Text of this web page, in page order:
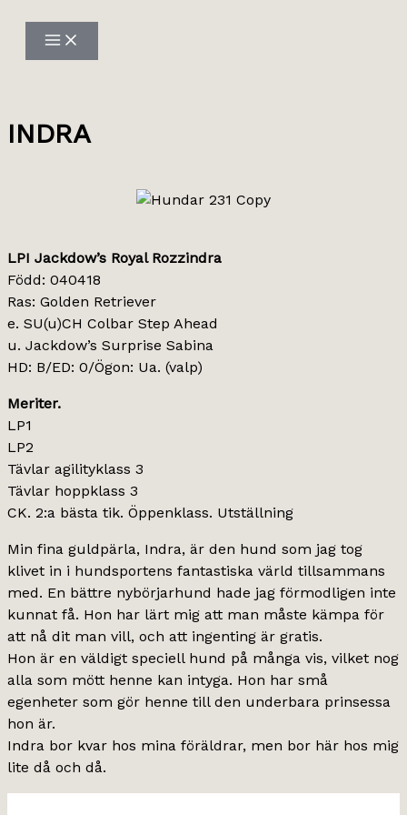
innehåll
INDRA
LPI Jackdow’s Royal Rozzindra
Född: 040418
Ras: Golden Retriever
e. SU(u)CH Colbar Step Ahead
u. Jackdow’s Surprise Sabina
HD: B/ED: 0/Ögon: Ua. (valp)
Meriter.
LP1
LP2
Tävlar agilityklass 3
Tävlar hoppklass 3
CK. 2:a bästa tik. Öppenklass. Utställning
Min fina guldpärla, Indra, är den hund som jag tog
klivet in i hundsportens fantastiska värld tillsammans
med. En bättre nybörjarhund hade jag förmodligen inte
kunnat få. Hon har lärt mig att man måste kämpa för
att nå dit man vill, och att ingenting är gratis.
Hon är en väldigt speciell hund på många vis, vilket nog
alla som mött henne kan intyga. Hon har små
egenheter som gör henne till den underbara prinsessa
hon är.
Indra bor kvar hos mina föräldrar, men bor här hos mig
lite då och då.